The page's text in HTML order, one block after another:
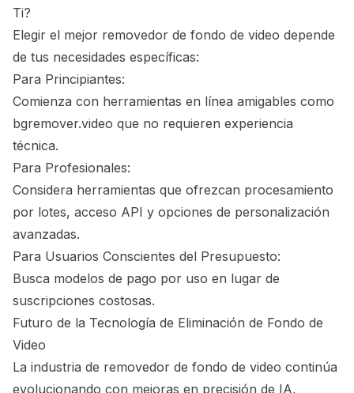
Ti?
Elegir el mejor removedor de fondo de video depende
de tus necesidades específicas:
Para Principiantes:
Comienza con herramientas en línea amigables como
bgremover.video que no requieren experiencia
técnica.
Para Profesionales:
Considera herramientas que ofrezcan procesamiento
por lotes, acceso API y opciones de personalización
avanzadas.
Para Usuarios Conscientes del Presupuesto:
Busca modelos de pago por uso en lugar de
suscripciones costosas.
Futuro de la Tecnología de Eliminación de Fondo de
Video
La industria de removedor de fondo de video continúa
evolucionando con mejoras en precisión de IA,